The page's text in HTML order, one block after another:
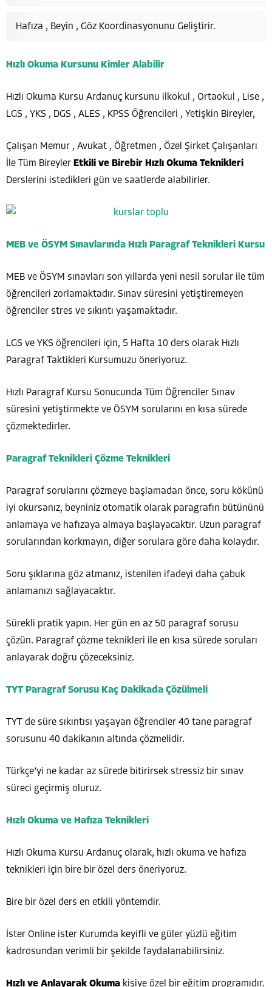
Hafıza , Beyin , Göz Koordinasyonunu Geliştirir.
Hızlı Okuma Kursunu Kimler Alabilir
Hızlı Okuma Kursu Ardanuç kursunu ilkokul , Ortaokul , Lise ,
LGS , YKS , DGS , ALES , KPSS Öğrencileri , Yetişkin Bireyler,
Çalışan Memur , Avukat , Öğretmen , Özel Şirket Çalışanları
İle Tüm Bireyler Etkili ve Birebir Hızlı Okuma Teknikleri
Derslerini istedikleri gün ve saatlerde alabilirler.
MEB ve ÖSYM Sınavlarında Hızlı Paragraf Teknikleri Kursu
MEB ve ÖSYM sınavları son yıllarda yeni nesil sorular ile tüm
öğrencileri zorlamaktadır. Sınav süresini yetiştiremeyen
öğrenciler stres ve sıkıntı yaşamaktadır.
LGS ve YKS öğrencileri için, 5 Hafta 10 ders olarak Hızlı
Paragraf Taktikleri Kursumuzu öneriyoruz.
Hızlı Paragraf Kursu Sonucunda Tüm Öğrenciler Sınav
süresini yetiştirmekte ve ÖSYM sorularını en kısa sürede
çözmektedirler.
Paragraf Teknikleri Çözme Teknikleri
Paragraf sorularını çözmeye başlamadan önce, soru kökünü
iyi okursanız, beyniniz otomatik olarak paragrafın bütününü
anlamaya ve hafızaya almaya başlayacaktır. Uzun paragraf
sorularından korkmayın, diğer sorulara göre daha kolaydır.
Soru şıklarına göz atmanız, istenilen ifadeyi daha çabuk
anlamanızı sağlayacaktır.
Sürekli pratik yapın. Her gün en az 50 paragraf sorusu
çözün. Paragraf çözme teknikleri ile en kısa sürede soruları
anlayarak doğru çözeceksiniz.
TYT Paragraf Sorusu Kaç Dakikada Çözülmeli
TYT de süre sıkıntısı yaşayan öğrenciler 40 tane paragraf
sorusunu 40 dakikanın altında çözmelidir.
Türkçe’yi ne kadar az sürede bitirirsek stressiz bir sınav
süreci geçirmiş oluruz.
Hızlı Okuma ve Hafıza Teknikleri
Hızlı Okuma Kursu Ardanuç olarak, hızlı okuma ve hafıza
teknikleri için bire bir özel ders öneriyoruz.
Bire bir özel ders en etkili yöntemdir.
İster Online ister Kurumda keyifli ve güler yüzlü eğitim
kadrosundan verimli bir şekilde faydalanabilirsiniz.
Hızlı ve Anlayarak Okuma kişiye özel bir eğitim programıdır.